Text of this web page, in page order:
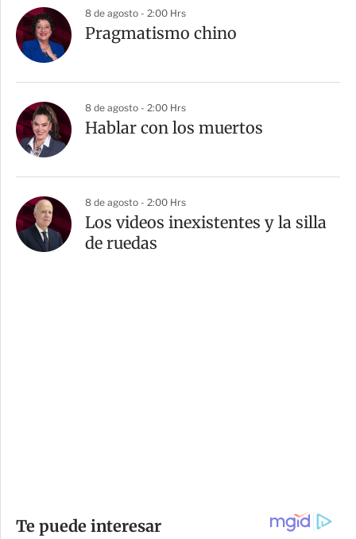
8 de agosto - 2:00 Hrs
Pragmatismo chino
8 de agosto - 2:00 Hrs
Hablar con los muertos
8 de agosto - 2:00 Hrs
Los videos inexistentes y la silla
de ruedas